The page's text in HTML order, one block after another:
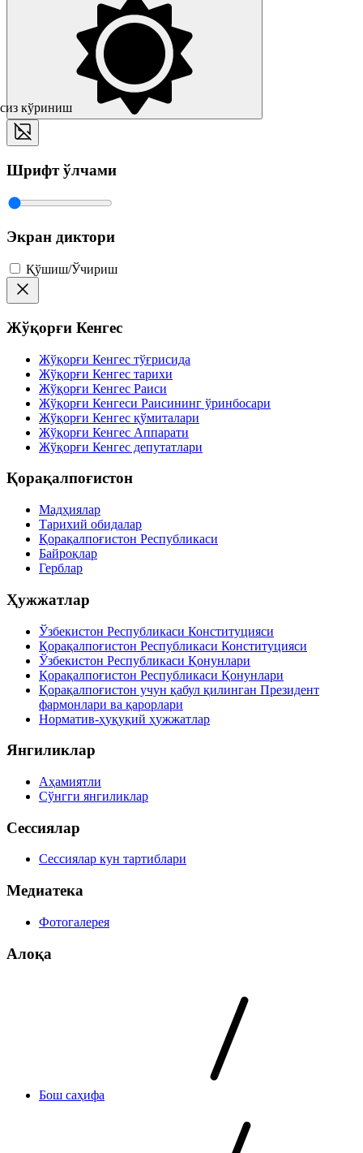
кўриниш
Шрифт ўлчами
Экран диктори
Қўшиш/Ўчириш
Жўқорғи Кенгес
Жўқорғи Кенгес тўғрисида
Жўқорғи Кенгес тарихи
Жўқорғи Кенгес Раиси
Жўқорғи Кенгеси Раисининг ўринбосари
Жўқорғи Кенгес қўмиталари
Жўқорғи Кенгес Аппарати
Жўқорғи Кенгес депутатлари
Қорақалпоғистон
Мадҳиялар
Тарихий обидалар
Қорақалпоғистон Республикаси
Байроқлар
Герблар
Ҳужжатлар
Ўзбекистон Республикаси Конституцияси
Қорақалпоғистон Республикаси Конституцияси
Ўзбекистон Республикаси Қонунлари
Қорақалпоғистон Республикаси Қонунлари
Қорақалпоғистон учун қабул қилинган Президент
фармонлари ва қарорлари
Норматив-ҳуқуқий ҳужжатлар
Янгиликлар
Аҳамиятли
Сўнгги янгиликлар
Сессиялар
Сессиялар кун тартиблари
Медиатека
Фотогалерея
Алоқа
Бош саҳифа